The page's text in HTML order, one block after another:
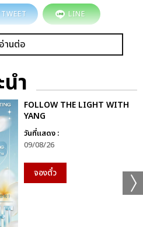
TWEET LINE
อ่านต่อ
ำ
FOLLOW THE LIGHT WITH
YANG
วันที่แสดง :
09/08/26
จองตั๋ว